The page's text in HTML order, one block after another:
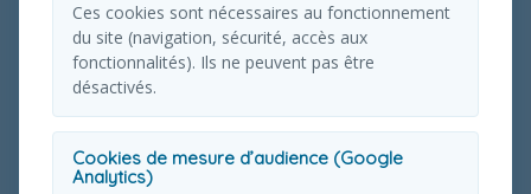
Ces cookies sont nécessaires au fonctionnement
du site (navigation, sécurité, accès aux
fonctionnalités). Ils ne peuvent pas être
désactivés.
Cookies de mesure d’audience (Google
Analytics)